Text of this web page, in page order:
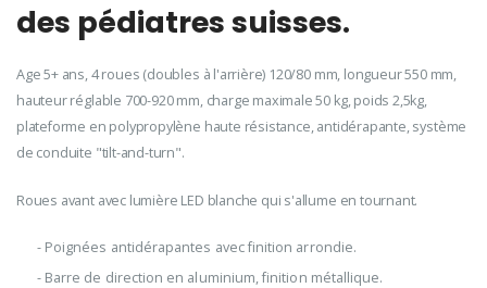
des pédiatres suisses.
Age 5+ ans, 4 roues (doubles à l'arrière) 120/80 mm, longueur 550 mm,
hauteur réglable 700-920 mm, charge maximale 50 kg, poids 2,5kg,
plateforme en polypropylène haute résistance, antidérapante, système
de conduite "tilt-and-turn".
Roues avant avec lumière LED blanche qui s'allume en tournant.
- Poignées antidérapantes avec finition arrondie.
- Barre de direction en aluminium, finition métallique.